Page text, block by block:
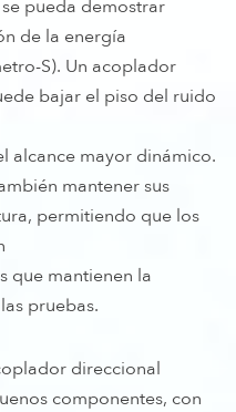
pueda demostrar
de la energía
S). Un acoplador
bajar el piso del ruido
alcance mayor dinámico.
mantener sus
permitiendo que los
que mantienen la
pruebas.
direccional
componentes, con